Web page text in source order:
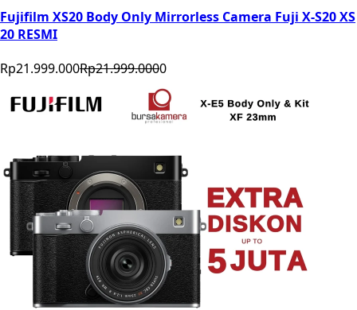
Fujifilm XS20 Body Only Mirrorless Camera Fuji X-S20 XS
20 RESMI
Rp21.999.000Rp21.999.0000